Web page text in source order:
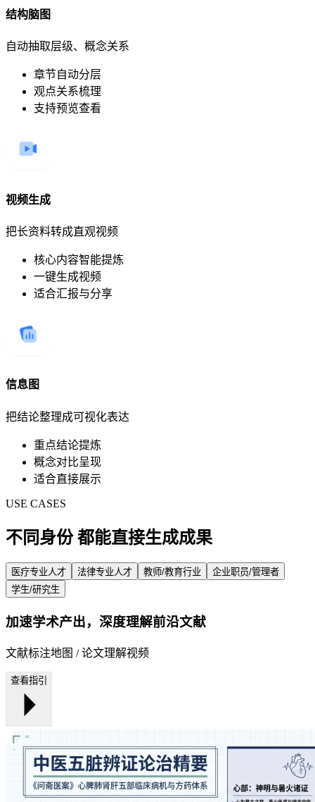
结构脑图
自动抽取层级、概念关系
章节自动分层
观点关系梳理
支持预览查看
视频生成
把长资料转成直观视频
核心内容智能提炼
一键生成视频
适合汇报与分享
信息图
把结论整理成可视化表达
重点结论提炼
概念对比呈现
适合直接展示
USE CASES
不同身份 都能直接生成成果
医疗专业人才 法律专业人才 教师/教育行业
企业职员/管理者
学生/研究生
加速学术产出，深度理解前沿文献
文献标注地图 / 论文理解视频
查看指引